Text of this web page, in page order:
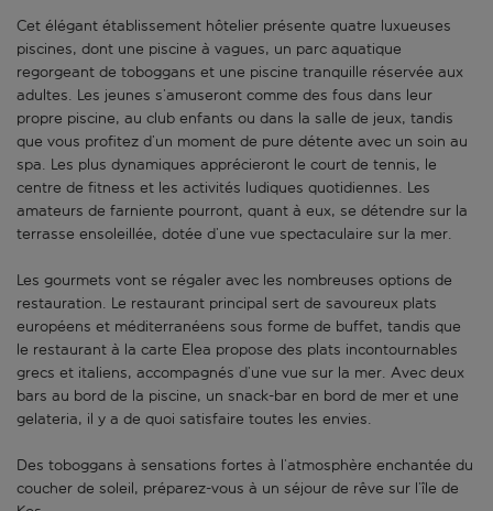
Cet élégant établissement hôtelier présente quatre luxueuses
piscines, dont une piscine à vagues, un parc aquatique
regorgeant de toboggans et une piscine tranquille réservée aux
adultes. Les jeunes s’amuseront comme des fous dans leur
propre piscine, au club enfants ou dans la salle de jeux, tandis
que vous profitez d’un moment de pure détente avec un soin au
spa. Les plus dynamiques apprécieront le court de tennis, le
centre de fitness et les activités ludiques quotidiennes. Les
amateurs de farniente pourront, quant à eux, se détendre sur la
terrasse ensoleillée, dotée d’une vue spectaculaire sur la mer.
Les gourmets vont se régaler avec les nombreuses options de
restauration. Le restaurant principal sert de savoureux plats
européens et méditerranéens sous forme de buffet, tandis que
le restaurant à la carte Elea propose des plats incontournables
grecs et italiens, accompagnés d’une vue sur la mer. Avec deux
bars au bord de la piscine, un snack-bar en bord de mer et une
gelateria, il y a de quoi satisfaire toutes les envies.
Des toboggans à sensations fortes à l’atmosphère enchantée du
coucher de soleil, préparez-vous à un séjour de rêve sur l’île de